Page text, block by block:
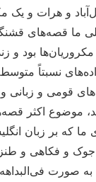
و هرات و یک
ما قصه‌های
بود و
نسبتاً
قومی و زبانی
موضوع اکثر
ما که بر زبان
جوک و فکاهی و
به صورت